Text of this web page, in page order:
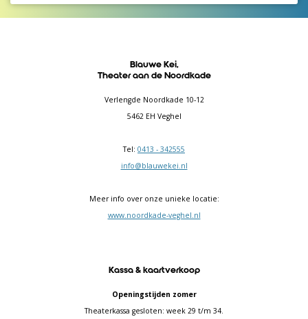
Blauwe Kei,
Theater aan de Noordkade
Verlengde Noordkade 10-12
5462 EH Veghel
Tel: 0413 - 342555
info@blauwekei.nl
Meer info over onze unieke locatie:
www.noordkade-veghel.nl
Kassa & kaartverkoop
Openingstijden zomer
Theaterkassa gesloten: week 29 t/m 34.